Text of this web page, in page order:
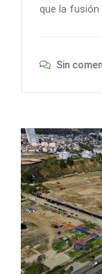
que la fusión
Sin